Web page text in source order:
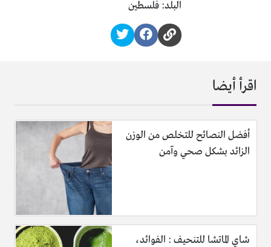
البلد: فلسطين
اقرأ أيضا
أفضل النصائح للتخلص من الوزن
الزائد بشكل صحي وآمن
شاي الماتشا للتنحيف : الفوائد،